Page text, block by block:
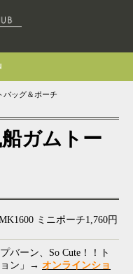
バッグ＆ポーチ
ガムトー
ミニポーチ1,760円
バーン、So Cute！！ト
ン」→ オンラインショ